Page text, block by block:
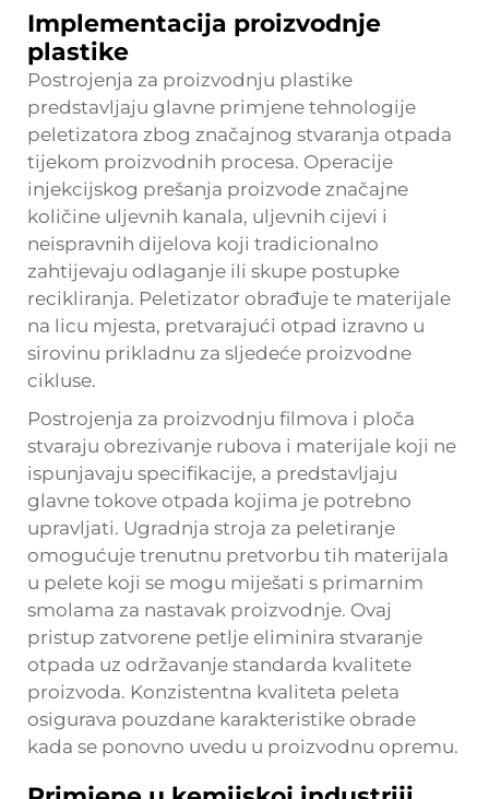
Implementacija proizvodnje
plastike
Postrojenja za proizvodnju plastike
predstavljaju glavne primjene tehnologije
peletizatora zbog značajnog stvaranja otpada
tijekom proizvodnih procesa. Operacije
injekcijskog prešanja proizvode značajne
količine uljevnih kanala, uljevnih cijevi i
neispravnih dijelova koji tradicionalno
zahtijevaju odlaganje ili skupe postupke
recikliranja. Peletizator obrađuje te materijale
na licu mjesta, pretvarajući otpad izravno u
sirovinu prikladnu za sljedeće proizvodne
cikluse.
Postrojenja za proizvodnju filmova i ploča
stvaraju obrezivanje rubova i materijale koji ne
ispunjavaju specifikacije, a predstavljaju
glavne tokove otpada kojima je potrebno
upravljati. Ugradnja stroja za peletiranje
omogućuje trenutnu pretvorbu tih materijala
u pelete koji se mogu miješati s primarnim
smolama za nastavak proizvodnje. Ovaj
pristup zatvorene petlje eliminira stvaranje
otpada uz održavanje standarda kvalitete
proizvoda. Konzistentna kvaliteta peleta
osigurava pouzdane karakteristike obrade
kada se ponovno uvedu u proizvodnu opremu.